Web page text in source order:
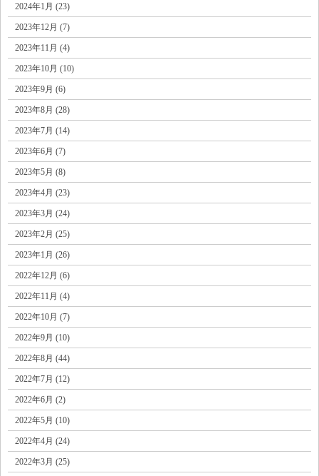
2024年1月 (23)
2023年12月 (7)
2023年11月 (4)
2023年10月 (10)
2023年9月 (6)
2023年8月 (28)
2023年7月 (14)
2023年6月 (7)
2023年5月 (8)
2023年4月 (23)
2023年3月 (24)
2023年2月 (25)
2023年1月 (26)
2022年12月 (6)
2022年11月 (4)
2022年10月 (7)
2022年9月 (10)
2022年8月 (44)
2022年7月 (12)
2022年6月 (2)
2022年5月 (10)
2022年4月 (24)
2022年3月 (25)